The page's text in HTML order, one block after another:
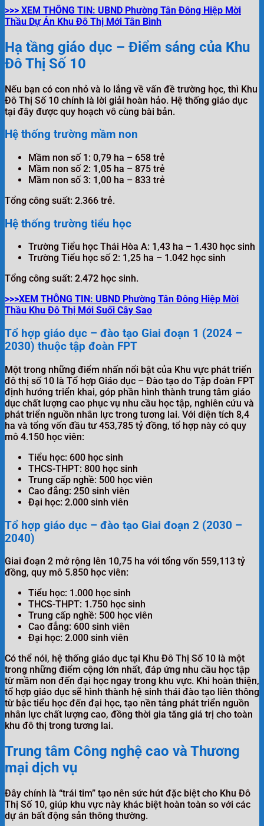
>>> XEM THÔNG TIN: UBND Phường Tân Đông Hiệp Mời
Thầu Dự Án Khu Đô Thị Mới Tân Bình
Hạ tầng giáo dục – Điểm sáng của Khu
Đô Thị Số 10
Nếu bạn có con nhỏ và lo lắng về vấn đề trường học, thì Khu
Đô Thị Số 10 chính là lời giải hoàn hảo. Hệ thống giáo dục
tại đây được quy hoạch vô cùng bài bản.
Hệ thống trường mầm non
Mầm non số 1: 0,79 ha – 658 trẻ
Mầm non số 2: 1,05 ha – 875 trẻ
Mầm non số 3: 1,00 ha – 833 trẻ
Tổng công suất: 2.366 trẻ.
Hệ thống trường tiểu học
Trường Tiểu học Thái Hòa A: 1,43 ha – 1.430 học sinh
Trường Tiểu học số 2: 1,25 ha – 1.042 học sinh
Tổng công suất: 2.472 học sinh.
>>>XEM THÔNG TIN: UBND Phường Tân Đông Hiệp Mời
Thầu Khu Đô Thị Mới Suối Cây Sao
Tổ hợp giáo dục – đào tạo Giai đoạn 1 (2024 –
2030) thuộc tập đoàn FPT
Một trong những điểm nhấn nổi bật của Khu vực phát triển
đô thị số 10 là Tổ hợp Giáo dục – Đào tạo do Tập đoàn FPT
định hướng triển khai, góp phần hình thành trung tâm giáo
dục chất lượng cao phục vụ nhu cầu học tập, nghiên cứu và
phát triển nguồn nhân lực trong tương lai. Với diện tích 8,4
ha và tổng vốn đầu tư 453,785 tỷ đồng, tổ hợp này có quy
mô 4.150 học viên:
Tiểu học: 600 học sinh
THCS-THPT: 800 học sinh
Trung cấp nghề: 500 học viên
Cao đẳng: 250 sinh viên
Đại học: 2.000 sinh viên
Tổ hợp giáo dục – đào tạo Giai đoạn 2 (2030 –
2040)
Giai đoạn 2 mở rộng lên 10,75 ha với tổng vốn 559,113 tỷ
đồng, quy mô 5.850 học viên:
Tiểu học: 1.000 học sinh
THCS-THPT: 1.750 học sinh
Trung cấp nghề: 500 học viên
Cao đẳng: 600 sinh viên
Đại học: 2.000 sinh viên
Có thể nói, hệ thống giáo dục tại Khu Đô Thị Số 10 là một
trong những điểm cộng lớn nhất, đáp ứng nhu cầu học tập
từ mầm non đến đại học ngay trong khu vực. Khi hoàn thiện,
tổ hợp giáo dục sẽ hình thành hệ sinh thái đào tạo liên thông
từ bậc tiểu học đến đại học, tạo nền tảng phát triển nguồn
nhân lực chất lượng cao, đồng thời gia tăng giá trị cho toàn
khu đô thị trong tương lai.
Trung tâm Công nghệ cao và Thương
mại dịch vụ
Đây chính là “trái tim” tạo nên sức hút đặc biệt cho Khu Đô
Thị Số 10, giúp khu vực này khác biệt hoàn toàn so với các
dự án bất động sản thông thường.